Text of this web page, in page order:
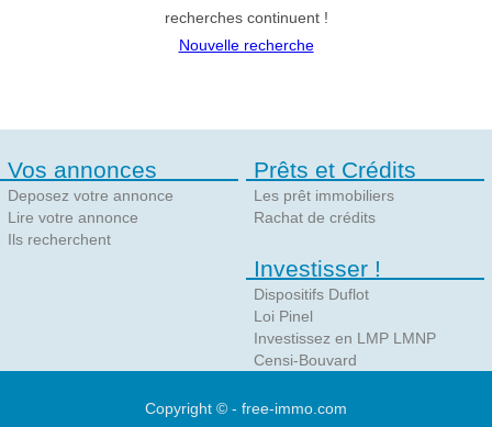
recherches continuent !
Nouvelle recherche
Vos annonces
Deposez votre annonce
Lire votre annonce
Ils recherchent
Prêts et Crédits
Les prêt immobiliers
Rachat de crédits
Investisser !
Dispositifs Duflot
Loi Pinel
Investissez en LMP LMNP
Censi-Bouvard
Copyright © - free-immo.com